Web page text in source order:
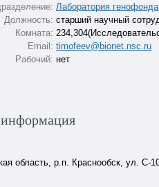
Лаборатория
Должность: старший научный
Комната:
Email: timofeev@bionet.nsc.ru
Рабочий: нет
область, р.п. Краснообск, ул. С-